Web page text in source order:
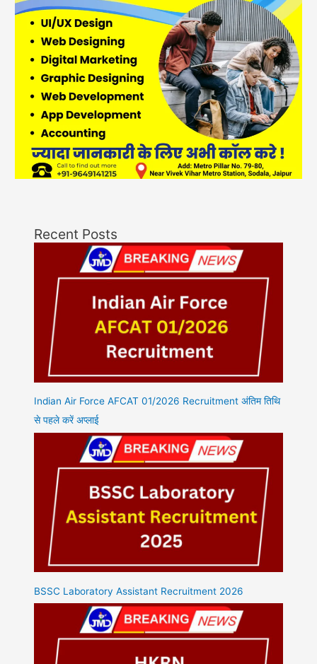
Recent Posts
Indian Air Force AFCAT 01/2026 Recruitment अंतिम तिथि
से पहले करें अप्लाई
BSSC Laboratory Assistant Recruitment 2026